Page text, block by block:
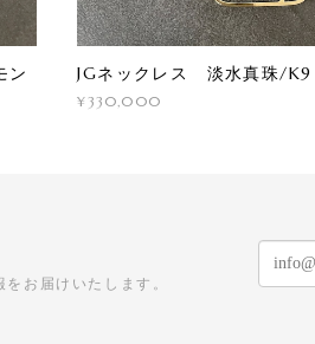
ン
JGネックレス 淡水真珠/K9
¥330,000
お届けいたします。